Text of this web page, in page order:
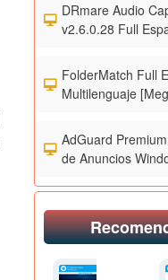
DRmare Audio
v2.6.0.28 Full
FolderMatch Full
Multilenguaje
AdGuard
de Anuncios